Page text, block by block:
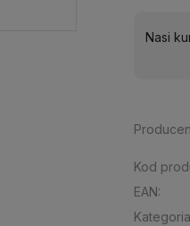
Nasi
Kod
EAN: